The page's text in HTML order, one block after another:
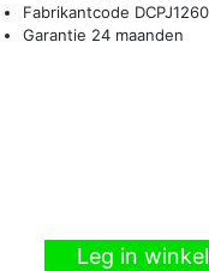
Fabrikantcode
Garantie 24 maanden
Leg in